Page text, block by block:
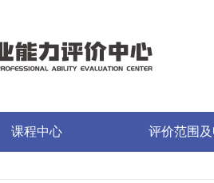
课程中心 评价范围